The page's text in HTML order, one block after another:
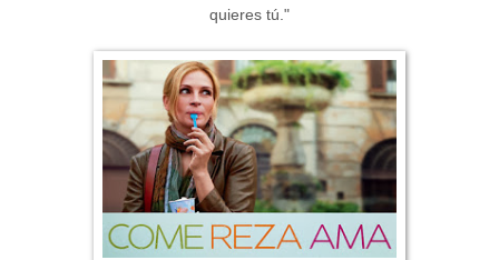
quieres tú."